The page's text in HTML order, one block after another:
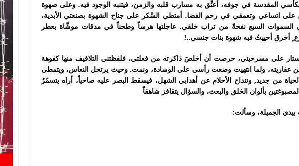
لكأسي المقدسة في جوفه، أُعتِّق به مسارب قلبه والزمن، فيتنبه الوجود فيه. وعلى صهوة
على اتساعي وتعمقي في رحم الفضا. أمتطي السَّكر علىجناح الشهوة بصنعتي الأبدية،
السموات السبع نفحةً من تراب خلقي. عاجلتها هرساً وطحناً في مدقات موشَّاة بعطر
أخرق أحييتُ فيه شهوة بنات جنسي..!
على مسرحيتي، حرصت أن أخلصَ ذاكرته من فعلتي، فلفظتني التلافيف منها كفوهة
ولما انتهيت وضعت رأسي على الوسادة، ونمت. وحيث يرتحل النعاس، ويتمطى
من جديد, وتنداح الأحلام عن أهدابي الشهل، فيسقط البصر عليه صاحياً، أراه يتسمّرُ
بألوان الخلق والبعث، والسؤال يتقافز شاهقاً
الجميلة، وسألت: